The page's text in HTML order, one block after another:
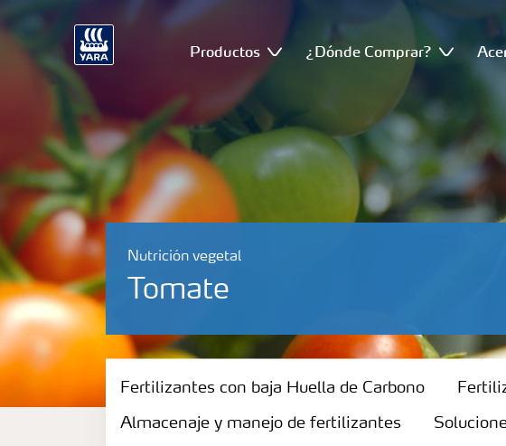
Productos ¿Dónde Comprar?
Nutrición vegetal
Tomate
Fertilizantes con baja Huella de Carbono
Fertilizantes
Fertilizantes con baja Huella de Carbono
Almacenaje y manejo de fertilizantes